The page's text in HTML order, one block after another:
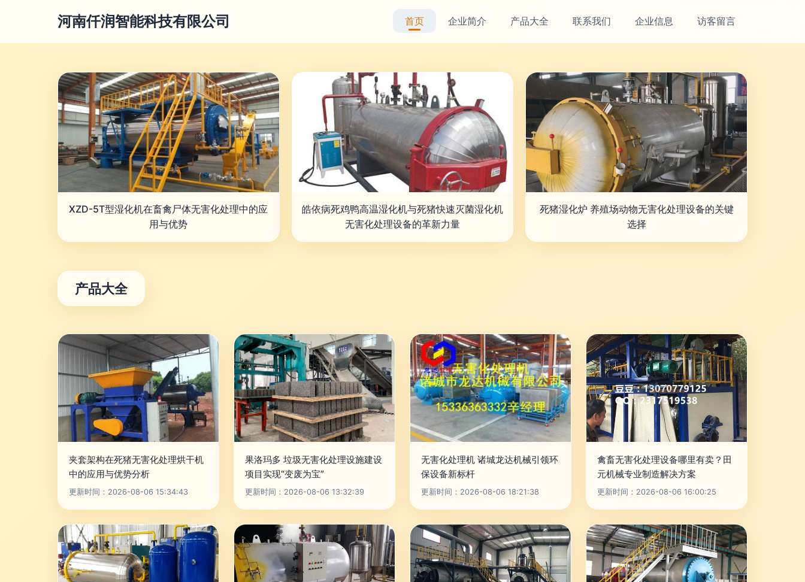
河南仟润智能科技有限公司 首页 企业简介 产品大全 联系我们 企业信息 访客留言
XZD-5T型湿化机在畜禽尸体无害化处理中的应
用与优势
皓依病死鸡鸭高温湿化机与死猪快速灭菌湿化机
无害化处理设备的革新力量
死猪湿化炉 养殖场动物无害化处理设备的关键
选择
产品大全
夹套架构在死猪无害化处理烘干机
中的应用与优势分析
更新时间：2026-08-06 15:34:43
果洛玛多 垃圾无害化处理设施建设
项目实现“变废为宝”
更新时间：2026-08-06 13:32:39
无害化处理机 诸城龙达机械引领环
保设备新标杆
更新时间：2026-08-06 18:21:38
禽畜无害化处理设备哪里有卖？田
元机械专业制造解决方案
更新时间：2026-08-06 16:00:25